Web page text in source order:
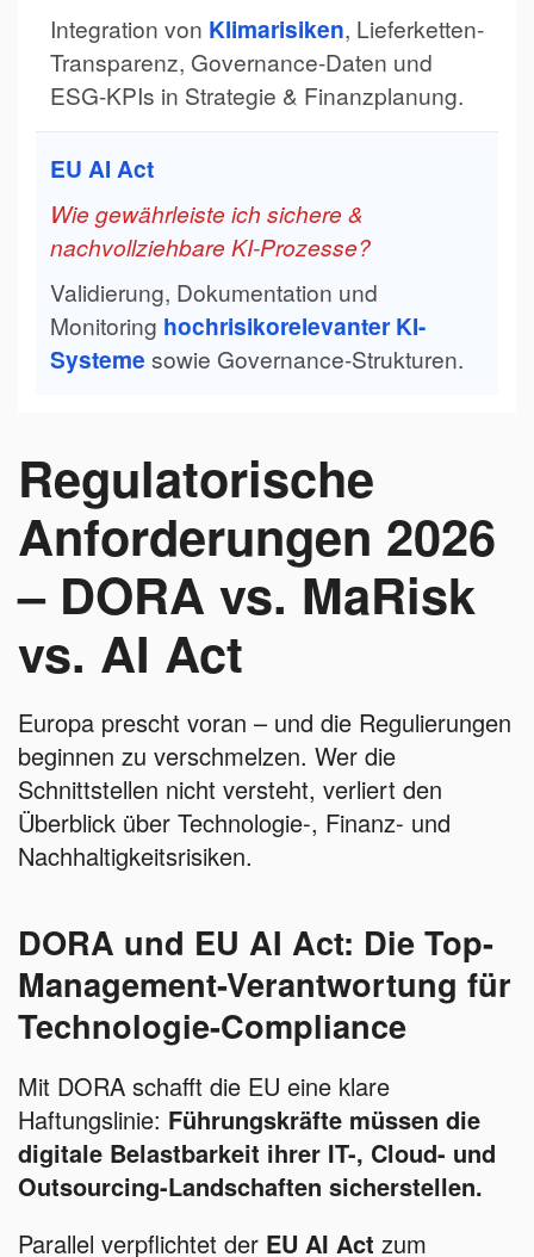
Integration von Klimarisiken, Lieferketten-
Transparenz, Governance-Daten und
ESG-KPIs in Strategie & Finanzplanung.
EU AI Act
Wie gewährleiste ich sichere &
nachvollziehbare KI-Prozesse?
Validierung, Dokumentation und
Monitoring hochrisikorelevanter KI-
Systeme sowie Governance-Strukturen.
Regulatorische
Anforderungen 2026
– DORA vs. MaRisk
vs. AI Act
Europa prescht voran – und die Regulierungen
beginnen zu verschmelzen. Wer die
Schnittstellen nicht versteht, verliert den
Überblick über Technologie-, Finanz- und
Nachhaltigkeitsrisiken.
DORA und EU AI Act: Die Top-
Management-Verantwortung für
Technologie-Compliance
Mit DORA schafft die EU eine klare
Haftungslinie: Führungskräfte müssen die
digitale Belastbarkeit ihrer IT-, Cloud- und
Outsourcing-Landschaften sicherstellen.
Parallel verpflichtet der EU AI Act zum